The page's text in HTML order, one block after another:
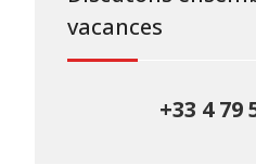
vacances
+33 4 79